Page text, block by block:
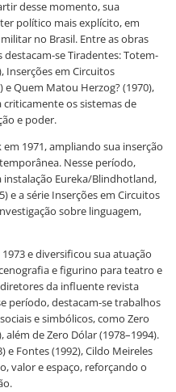
desse momento, sua
político mais explícito, em
no Brasil. Entre as obras
se Tiradentes: Totem-
Inserções em Circuitos
e Quem Matou Herzog? (1970),
os sistemas de
e poder.
1971, ampliando sua inserção
Nesse período,
Eureka/Blindhotland,
e a série Inserções em Circuitos
sobre linguagem,
e diversificou sua atuação
e figurino para teatro e
da influente revista
período, destacam-se trabalhos
e simbólicos, como Zero
além de Zero Dólar (1978–1994).
e Fontes (1992), Cildo Meireles
valor e espaço, reforçando o